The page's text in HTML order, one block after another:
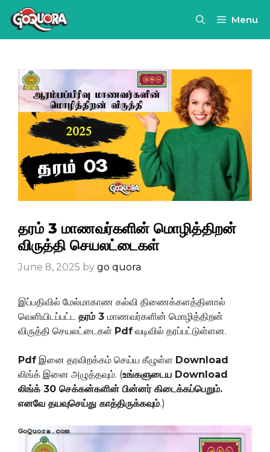
Menu
தரம் 3 மாணவர்களின் மொழித்திறன்
விருத்தி செயலட்டைகள்
June 8, 2025 by go quora
இப்பதிவில் மேல்மாகாண கல்வி திணைக்களத்தினால்
வெளியிடப்பட்ட தரம் 3 மாணவர்களின் மொழித்திறன்
விருத்தி செயலட்டைகள் Pdf வடிவில் தரப்பட்டுள்ளன.
Pdf இனை தரவிறக்கம் செய்ய கீழுள்ள Download
லிங்க் இனை அழுத்தவும். (உங்களுடைய Download
லிங்க் 30 செக்கன்களின் பின்னர் கிடைக்கப்பெறும்.
எனவே தயவுசெய்து காத்திருக்கவும்.)